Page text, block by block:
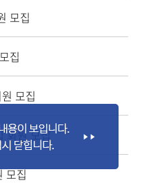
모집
집
모집
회원 모집
모집